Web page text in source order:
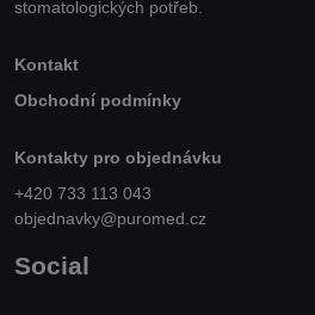
stomatologických potřeb.
Kontakt
Obchodní podmínky
Kontakty pro objednávku
+420 733 113 043
objednavky@puromed.cz
Social